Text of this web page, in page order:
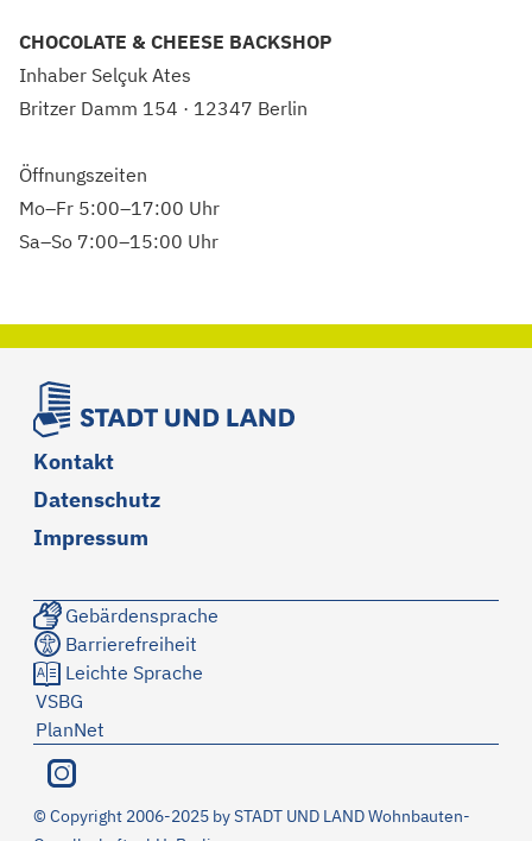
CHOCOLATE & CHEESE BACKSHOP
Inhaber Selçuk Ates
Britzer Damm 154 · 12347 Berlin
Öffnungszeiten
Mo–Fr 5:00–17:00 Uhr
Sa–So 7:00–15:00 Uhr
Kontakt
Datenschutz
Impressum
Gebärdensprache
Barrierefreiheit
Leichte Sprache
VSBG
PlanNet
© Copyright 2006-2025 by STADT UND LAND Wohnbauten-